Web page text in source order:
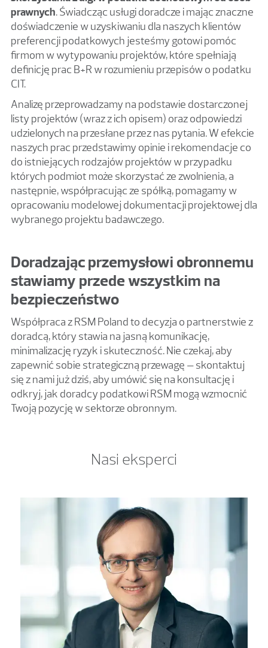
prawnych. Świadcząc usługi doradcze i mając znaczne
doświadczenie w uzyskiwaniu dla naszych klientów
preferencji podatkowych jesteśmy gotowi pomóc
firmom w wytypowaniu projektów, które spełniają
definicję prac B+R w rozumieniu przepisów o podatku
CIT.
Analizę przeprowadzamy na podstawie dostarczonej
listy projektów (wraz z ich opisem) oraz odpowiedzi
udzielonych na przesłane przez nas pytania. W efekcie
naszych prac przedstawimy opinie i rekomendacje co
do istniejących rodzajów projektów w przypadku
których podmiot może skorzystać ze zwolnienia, a
następnie, współpracując ze spółką, pomagamy w
opracowaniu modelowej dokumentacji projektowej dla
wybranego projektu badawczego.
Doradzając przemysłowi obronnemu
stawiamy przede wszystkim na
bezpieczeństwo
Współpraca z RSM Poland to decyzja o partnerstwie z
doradcą, który stawia na jasną komunikację,
minimalizację ryzyk i skuteczność. Nie czekaj, aby
zapewnić sobie strategiczną przewagę – skontaktuj
się z nami już dziś, aby umówić się na konsultację i
odkryj, jak doradcy podatkowi RSM mogą wzmocnić
Twoją pozycję w sektorze obronnym.
Nasi eksperci